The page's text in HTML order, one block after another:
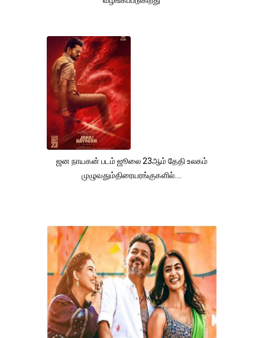
ஜன நாயகன் படம் ஜூலை 23ஆம் தேதி உலகம்
முழுவதும்திரையரங்குகளில்....